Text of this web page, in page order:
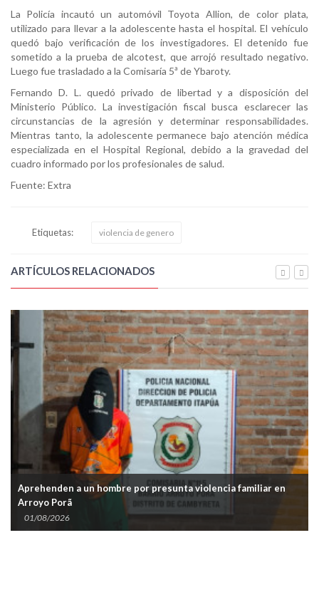
La Policía incautó un automóvil Toyota Allion, de color plata,
utilizado para llevar a la adolescente hasta el hospital. El vehículo
quedó bajo verificación de los investigadores. El detenido fue
sometido a la prueba de alcotest, que arrojó resultado negativo.
Luego fue trasladado a la Comisaría 5ª de Ybaroty.
Fernando D. L. quedó privado de libertad y a disposición del
Ministerio Público. La investigación fiscal busca esclarecer las
circunstancias de la agresión y determinar responsabilidades.
Mientras tanto, la adolescente permanece bajo atención médica
especializada en el Hospital Regional, debido a la gravedad del
cuadro informado por los profesionales de salud.
Fuente: Extra
Etiquetas: violencia de genero
ARTÍCULOS RELACIONADOS
Aprehenden a un hombre por presunta violencia familiar en
Arroyo Porã
01/08/2026